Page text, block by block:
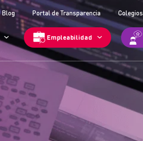
Blog Portal de Transparencia Colegios
Empleabilidad